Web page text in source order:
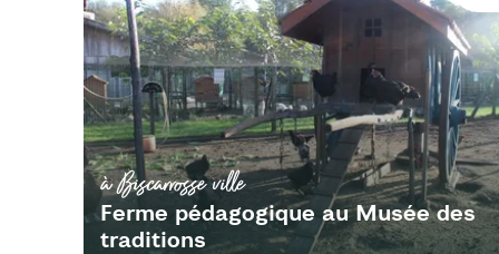
à Biscarrosse ville
Ferme pédagogique au Musée des
traditions